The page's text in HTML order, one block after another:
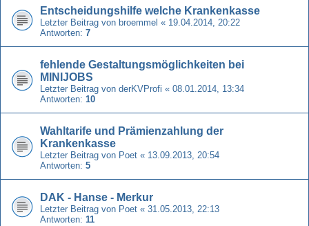
Entscheidungshilfe welche Krankenkasse
Letzter Beitrag von broemmel « 19.04.2014, 20:22
Antworten: 7
fehlende Gestaltungsmöglichkeiten bei
MINIJOBS
Letzter Beitrag von derKVProfi « 08.01.2014, 13:34
Antworten: 10
Wahltarife und Prämienzahlung der
Krankenkasse
Letzter Beitrag von Poet « 13.09.2013, 20:54
Antworten: 5
DAK - Hanse - Merkur
Letzter Beitrag von Poet « 31.05.2013, 22:13
Antworten: 11